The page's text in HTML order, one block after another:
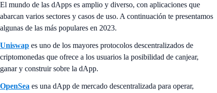
El mundo de las dApps es amplio y diverso, con aplicaciones que
abarcan varios sectores y casos de uso. A continuación te presentamos
algunas de las más populares en 2023.
Uniswap es uno de los mayores protocolos descentralizados de
criptomonedas que ofrece a los usuarios la posibilidad de canjear,
ganar y construir sobre la dApp.
OpenSea es una dApp de mercado descentralizada para operar,